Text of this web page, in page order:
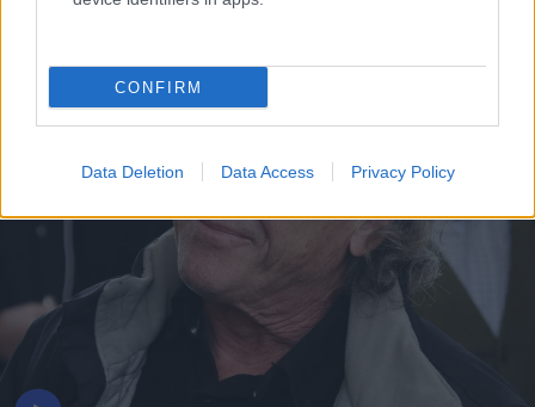
CONFIRM
Data Deletion Data Access Privacy Policy